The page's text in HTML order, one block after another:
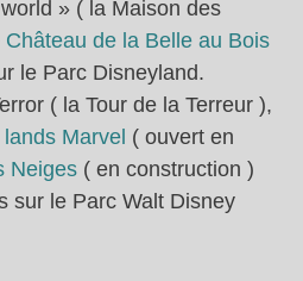
» ( la Maison des
Château de la Belle au Bois
le Parc Disneyland.
( la Tour de la Terreur ),
lands Marvel ( ouvert en
Neiges ( en construction )
sur le Parc Walt Disney